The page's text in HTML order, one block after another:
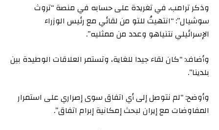
وذكر ترامب، في تغريدة على حسابه في منصة “تروث
سوشيال”: “انتهيتُ للتو من لقائي مع رئيس الوزراء
الإسرائيلي نتنياهو وعدد من ممثليه”.
وأضاف: “كان لقاء جيدا للغاية، وتستمر العلاقات الوطيدة بين
بلدينا”.
وأوضح: “لم نتوصل إلى أي اتفاق سوى إصراري على استمرار
المفاوضات مع إيران لبحث إمكانية إبرام اتفاق”.